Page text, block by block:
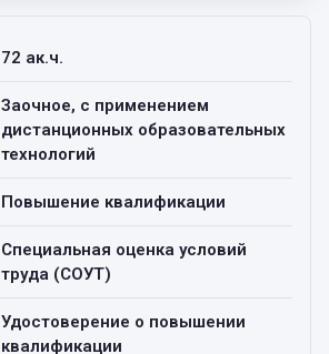
72 ак.ч.
Заочное, с применением
дистанционных образовательных
технологий
Повышение квалификации
Специальная оценка условий
труда (СОУТ)
Удостоверение о повышении
квалификации